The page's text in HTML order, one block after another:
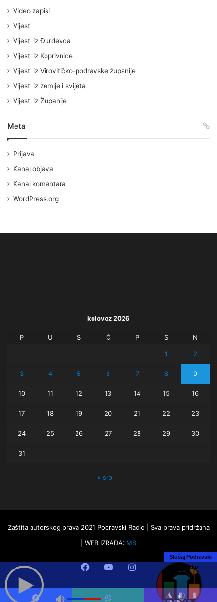
Video zapisi
Vijesti
Vijesti iz Đurđevca
Vijesti iz Koprivnice
Vijesti iz Virovitičko-podravske županije
Vijesti iz zemlje i svijeta
Vijesti iz Županije
Meta
Prijava
Kanal objava
Kanal komentara
WordPress.org
kolovoz 2026
P U S Č P S N
1 2
3 4 5 6 7 8 9
10 11 12 13 14 15 16
17 18 19 20 21 22 23
24 25 26 27 28 29 30
31
« srp
Zaštita autorskog prava 2021 Podravski Radio | Sva prava pridržana
| WEB IZRADA: MS
FacebookYouTubeInstagram
Slušaj Podravski
Radio